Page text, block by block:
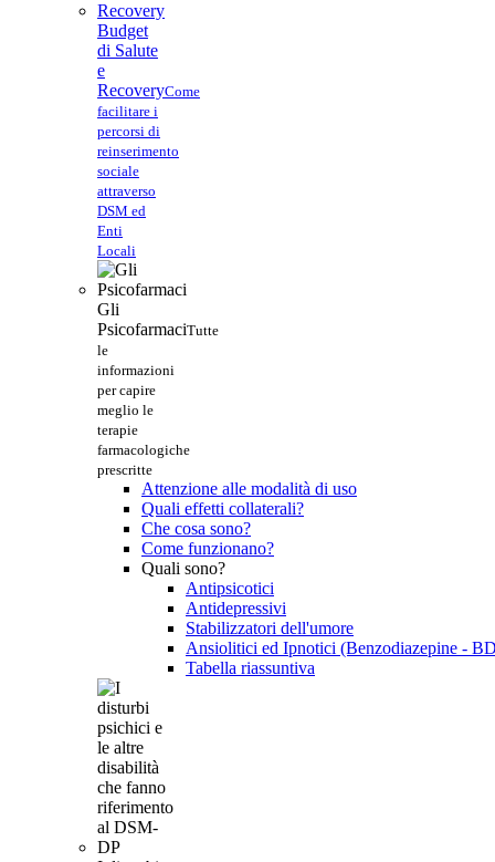
Budget
di Salute
e
RecoveryCome
facilitare i
percorsi di
reinserimento
sociale
attraverso
DSM ed
Enti
Locali
Gli
PsicofarmaciTutte
le
informazioni
per capire
meglio le
terapie
farmacologiche
prescritte
Attenzione alle modalità di uso
Quali effetti collaterali?
Che cosa sono?
Come funzionano?
Quali sono?
Antipsicotici
Antidepressivi
Stabilizzatori dell'umore
Ansiolitici ed Ipnotici (Benzodiazepine -
Tabella riassuntiva